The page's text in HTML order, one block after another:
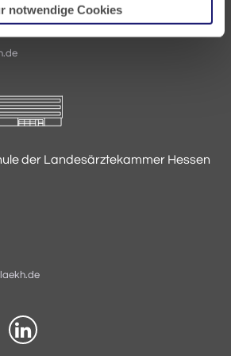
notwendige Cookies
der Landesärztekammer Hessen